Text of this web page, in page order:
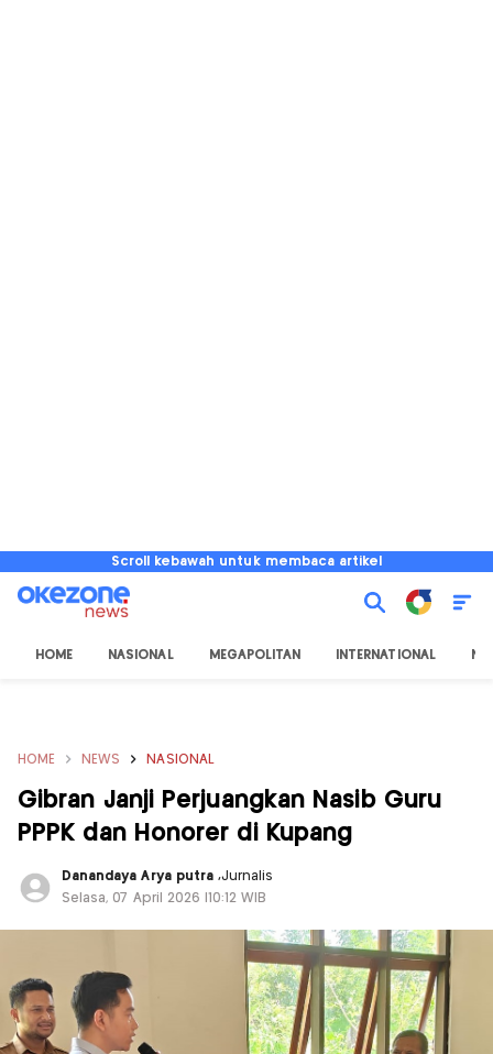
Scroll kebawah untuk membaca artikel
HOME NASIONAL MEGAPOLITAN INTERNATIONAL
HOME NEWS NASIONAL
Gibran Janji Perjuangkan Nasib Guru
PPPK dan Honorer di Kupang
Danandaya Arya putra,Jurnalis
Selasa, 07 April 2026 |10:12 WIB